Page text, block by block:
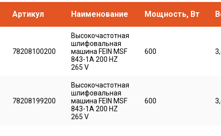
Артикул Наименование Мощность, Вт
78208100200
Высокочастотная
шлифовальная
машина FEIN MSF
843-1A 200 HZ
265 V
600
78208199200
Высокочастотная
шлифовальная
машина FEIN MSF
843-1A 200 HZ
265 V
600